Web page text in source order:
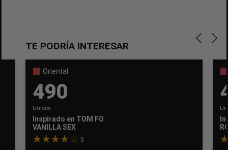
TE PODRÍA INTERESAR
Oriental
490
Unisex
Inspirado en TOM FORD
VANILLA SEX
9